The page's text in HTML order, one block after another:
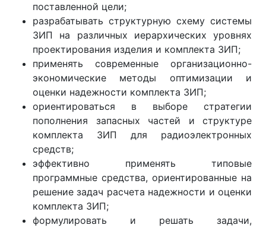
поставленной цели;
разрабатывать структурную схему системы
ЗИП на различных иерархических уровнях
проектирования изделия и комплекта ЗИП;
применять современные организационно-
экономические методы оптимизации и
оценки надежности комплекта ЗИП;
ориентироваться в выборе стратегии
пополнения запасных частей и структуре
комплекта ЗИП для радиоэлектронных
средств;
эффективно применять типовые
программные средства, ориентированные на
решение задач расчета надежности и оценки
комплекта ЗИП;
формулировать и решать задачи,